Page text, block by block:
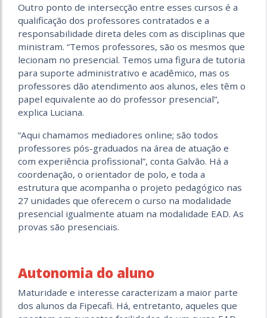
Outro ponto de intersecção entre esses cursos é a
qualificação dos professores contratados e a
responsabilidade direta deles com as disciplinas que
ministram. “Temos professores, são os mesmos que
lecionam no presencial. Temos uma figura de tutoria
para suporte administrativo e acadêmico, mas os
professores dão atendimento aos alunos, eles têm o
papel equivalente ao do professor presencial”,
explica Luciana.
“Aqui chamamos mediadores online; são todos
professores pós-graduados na área de atuação e
com experiência profissional”, conta Galvão. Há a
coordenação, o orientador de polo, e toda a
estrutura que acompanha o projeto pedagógico nas
27 unidades que oferecem o curso na modalidade
presencial igualmente atuam na modalidade EAD. As
provas são presenciais.
Autonomia do aluno
Maturidade e interesse caracterizam a maior parte
dos alunos da Fipecafi. Há, entretanto, aqueles que